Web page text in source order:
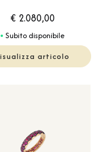
€ 2.080,00
Subito disponibile
articolo